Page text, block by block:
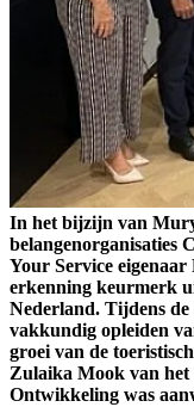
In het bijzijn van
belangenorganisaties
Your Service
erkenning keurmerk
Nederland. Tijdens
vakkundig opleiden
groei van de
Zulaika Mook van het
Ontwikkeling was